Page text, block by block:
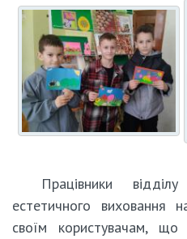
Працівники
естетичного виховання
своїм користувачам,